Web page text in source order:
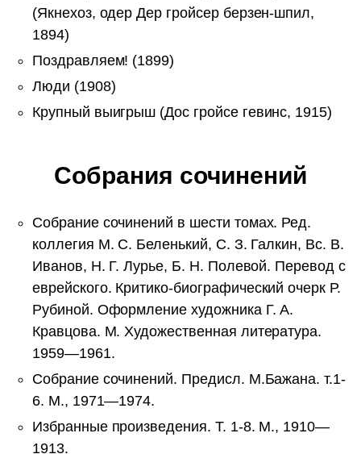
(Якнехоз, одер Дер гройсер берзен-шпил,
1894)
Поздравляем! (1899)
Люди (1908)
Крупный выигрыш (Дос гройсе гевинс, 1915)
Собрания сочинений
Собрание сочинений в шести томах. Ред.
коллегия М. С. Беленький, С. З. Галкин, Вс. В.
Иванов, Н. Г. Лурье, Б. Н. Полевой. Перевод с
еврейского. Критико-биографический очерк Р.
Рубиной. Оформление художника Г. А.
Кравцова. М. Художественная литература.
1959—1961.
Собрание сочинений. Предисл. М.Бажана. т.1-
6. М., 1971—1974.
Избранные произведения. Т. 1-8. М., 1910—
1913.